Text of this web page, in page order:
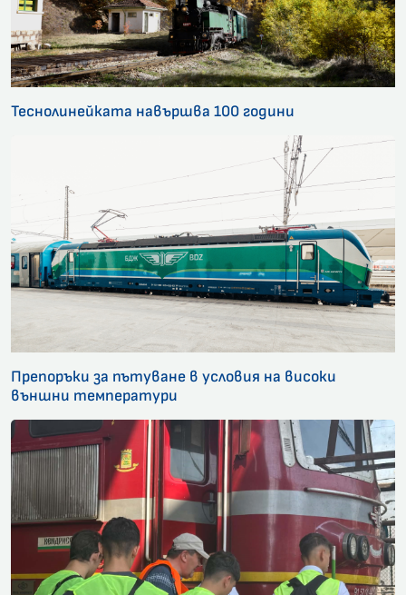
Теснолинейката навършва 100 години
Препоръки за пътуване в условия на високи
външни температури